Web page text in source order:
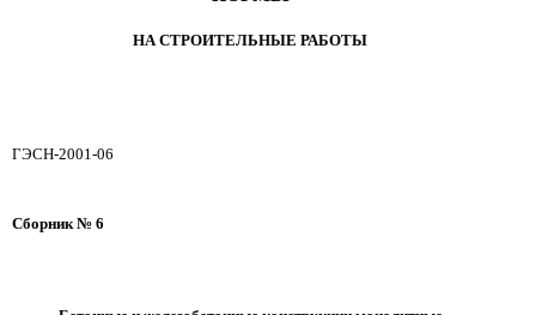
НА СТРОИТЕЛЬНЫЕ РАБОТЫ
ГЭСН-2001-06
Сборник № 6